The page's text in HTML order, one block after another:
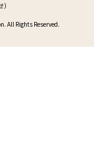
All Rights Reserved.